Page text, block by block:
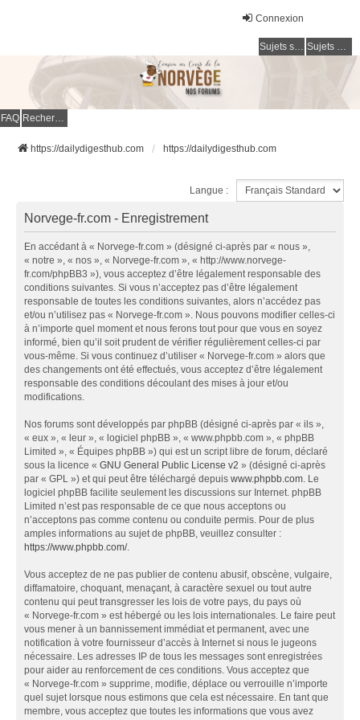
Connexion
Sujets sans réponse Sujets actifs
FAQ Rechercher
https://dailydigesthub.com https://dailydigesthub.com
Langue :
Norvege-fr.com - Enregistrement
En accédant à « Norvege-fr.com » (désigné ci-après par « nous »,
« notre », « nos », « Norvege-fr.com », « http://www.norvege-
fr.com/phpBB3 »), vous acceptez d’être légalement responsable des
conditions suivantes. Si vous n’acceptez pas d’être légalement
responsable de toutes les conditions suivantes, alors n’accédez pas
et/ou n’utilisez pas « Norvege-fr.com ». Nous pouvons modifier celles-ci
à n’importe quel moment et nous ferons tout pour que vous en soyez
informé, bien qu’il soit prudent de vérifier régulièrement celles-ci par
vous-même. Si vous continuez d’utiliser « Norvege-fr.com » alors que
des changements ont été effectués, vous acceptez d’être légalement
responsable des conditions découlant des mises à jour et/ou
modifications.
Nos forums sont développés par phpBB (désigné ci-après par « ils »,
« eux », « leur », « logiciel phpBB », « www.phpbb.com », « phpBB
Limited », « Équipes phpBB ») qui est un script libre de forum, déclaré
sous la licence « GNU General Public License v2 » (désigné ci-après
par « GPL ») et qui peut être téléchargé depuis www.phpbb.com. Le
logiciel phpBB facilite seulement les discussions sur Internet. phpBB
Limited n’est pas responsable de ce que nous acceptons ou
n’acceptons pas comme contenu ou conduite permis. Pour de plus
amples informations au sujet de phpBB, veuillez consulter :
https://www.phpbb.com/.
Vous acceptez de ne pas publier de contenu abusif, obscène, vulgaire,
diffamatoire, choquant, menaçant, à caractère sexuel ou tout autre
contenu qui peut transgresser les lois de votre pays, du pays où
« Norvege-fr.com » est hébergé ou les lois internationales. Le faire peut
vous mener à un bannissement immédiat et permanent, avec une
notification à votre fournisseur d’accès à Internet si nous le jugeons
nécessaire. Les adresses IP de tous les messages sont enregistrées
pour aider au renforcement de ces conditions. Vous acceptez que
« Norvege-fr.com » supprime, modifie, déplace ou verrouille n’importe
quel sujet lorsque nous estimons que cela est nécessaire. En tant que
membre, vous acceptez que toutes les informations que vous avez